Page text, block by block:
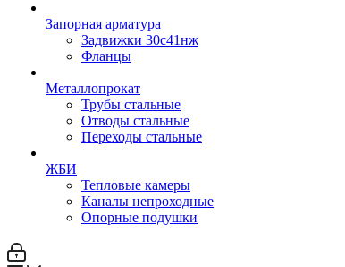
Запорная арматура
Задвижки 30с41нж
Фланцы
Металлопрокат
Трубы стальные
Отводы стальные
Переходы стальные
ЖБИ
Тепловые камеры
Каналы непроходные
Опорные подушки